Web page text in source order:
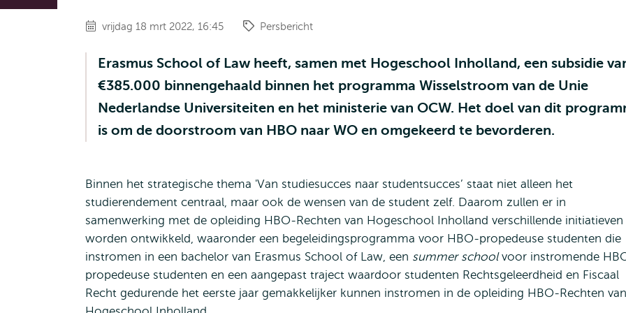
vrijdag 18 mrt 2022, 16:45 Persbericht
Erasmus School of Law heeft, samen met Hogeschool Inholland, een subsidie
€385.000 binnengehaald binnen het programma Wisselstroom van de Unie
Nederlandse Universiteiten en het ministerie van OCW. Het doel van dit
is om de doorstroom van HBO naar WO en omgekeerd te bevorderen.
Binnen het strategische thema 'Van studiesucces naar studentsucces’ staat niet alleen het
studierendement centraal, maar ook de wensen van de student zelf. Daarom zullen er in
samenwerking met de opleiding HBO-Rechten van Hogeschool Inholland verschillende initiatieven
worden ontwikkeld, waaronder een begeleidingsprogramma voor HBO-propedeuse studenten die
instromen in een bachelor van Erasmus School of Law, een summer schoolvoor instromende
propedeuse studenten en een aangepast traject waardoor studenten Rechtsgeleerdheid en Fiscaal
Recht gedurende het eerste jaar gemakkelijker kunnen instromen in de opleiding HBO-Rechten van